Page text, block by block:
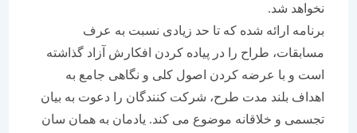
نخواهد شد.
برنامه ارائه شده که تا حد زیادی نسبت به عرف
مسابقات، طراح را در پیاده کردن افکارش آزاد گذاشته
است و با عرضه کردن اصول کلی و نگاهی جامع به
اهداف بلند مدت طرح، شرکت کنندگان را دعوت به بیان
تجسمی و خلاقانه موضوع می کند. یادمان به همان سان